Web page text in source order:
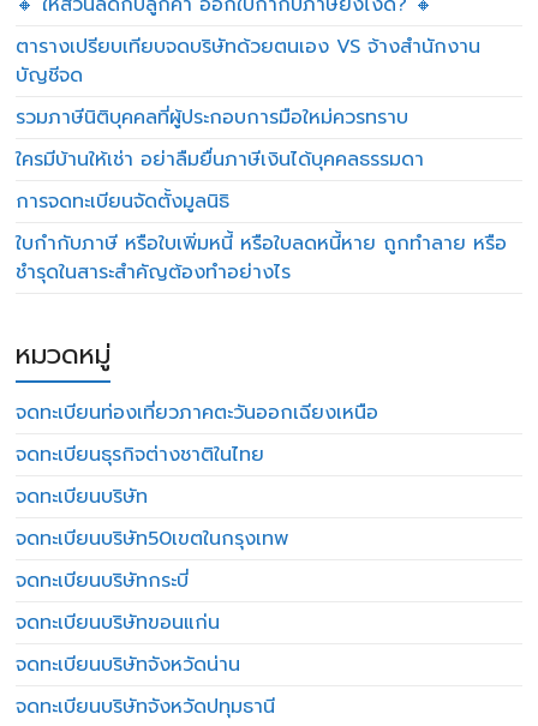
ตารางเปรียบเทียบจดบริษัทด้วยตนเอง VS จ้างสำนักงาน
บัญชีจด
รวมภาษีนิติบุคคลที่ผู้ประกอบการมือใหม่ควรทราบ
ใครมีบ้านให้เช่า อย่าลืมยื่นภาษีเงินได้บุคคลธรรมดา
การจดทะเบียนจัดตั้งมูลนิธิ
ใบกำกับภาษี หรือใบเพิ่มหนี้ หรือใบลดหนี้หาย ถูกทำลาย หรือ
ชำรุดในสาระสำคัญต้องทำอย่างไร
หมวดหมู่
จดทะเบียนท่องเที่ยวภาคตะวันออกเฉียงเหนือ
จดทะเบียนธุรกิจต่างชาติในไทย
จดทะเบียนบริษัท
จดทะเบียนบริษัท50เขตในกรุงเทพ
จดทะเบียนบริษัทกระบี่
จดทะเบียนบริษัทขอนแก่น
จดทะเบียนบริษัทจังหวัดน่าน
จดทะเบียนบริษัทจังหวัดปทุมธานี